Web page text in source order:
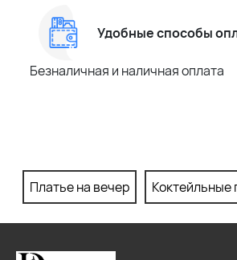
Удобные способы
Безналичная и наличная оплата
Платье на вечер Коктейльные